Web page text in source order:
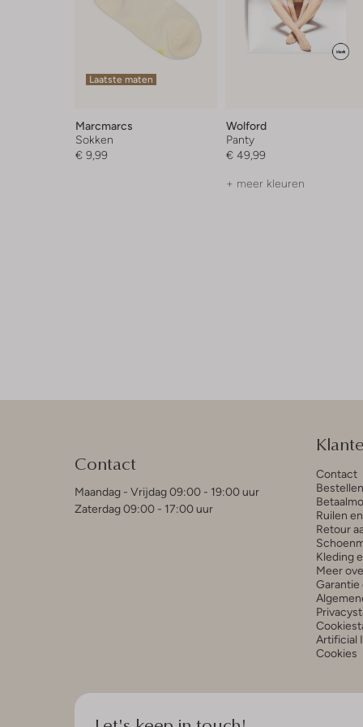
Laatste maten
Marcmarcs
Sokken
€ 9,99
Wolford
Panty
€ 49,99
+ meer kleuren
Contact
Maandag - Vrijdag 09:00 - 19:00 uur
Zaterdag 09:00 - 17:00 uur
Contact
Ruilen
Retour
Kleding
Meer
Garantie
Artificial
Cookies